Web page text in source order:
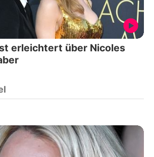
erleichtert über Nicoles